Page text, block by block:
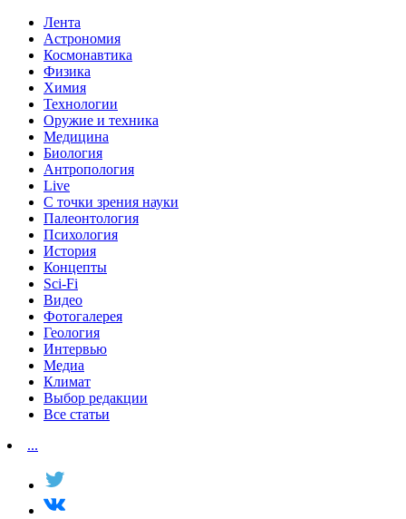
Лента
Астрономия
Космонавтика
Физика
Химия
Технологии
Оружие и техника
Медицина
Биология
Антропология
Live
С точки зрения науки
Палеонтология
Психология
История
Концепты
Sci-Fi
Видео
Фотогалерея
Геология
Интервью
Медиа
Климат
Выбор редакции
Все статьи
...